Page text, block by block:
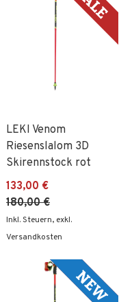
LEKI Venom
Riesenslalom 3D
Skirennstock rot
133,00 €
180,00 €
Inkl. Steuern, exkl.
Versandkosten